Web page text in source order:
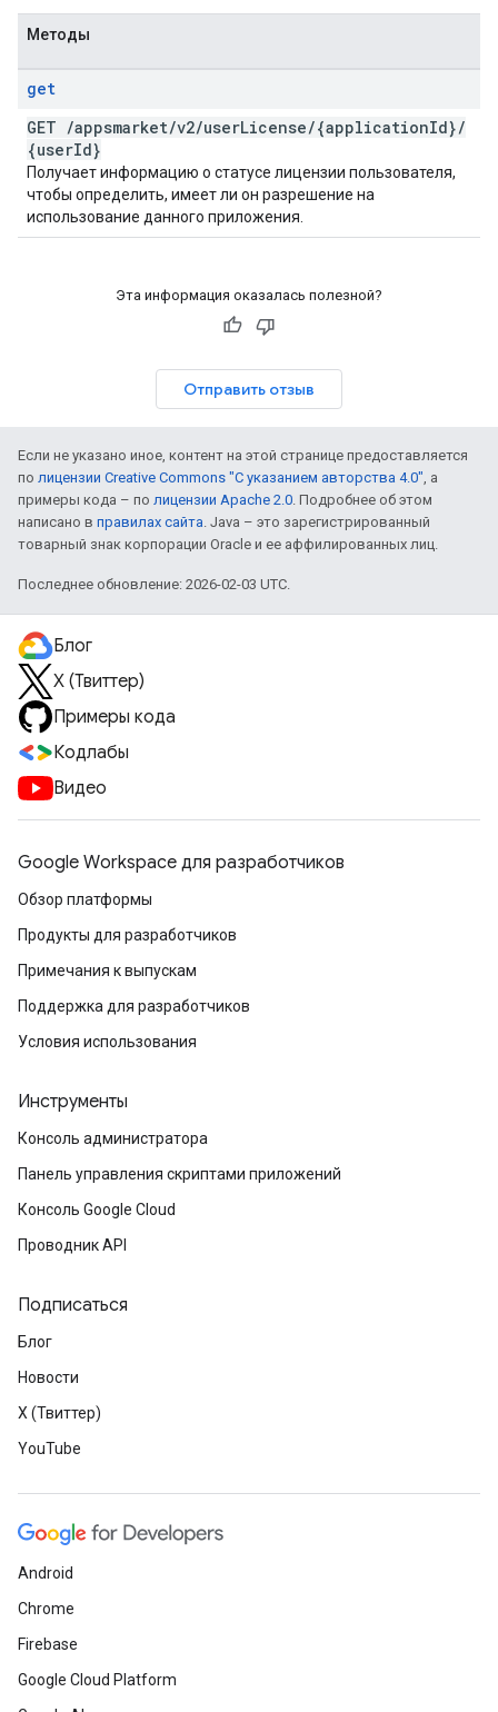
Методы
get
GET /appsmarket/v2/userLicense/{applicationId}/
{userId}
Получает информацию о статусе лицензии пользователя,
чтобы определить, имеет ли он разрешение на
использование данного приложения.
Эта информация оказалась полезной?
Отправить отзыв
Если не указано иное, контент на этой странице предоставляется
по лицензии Creative Commons "С указанием авторства 4.0", а
примеры кода – по лицензии Apache 2.0. Подробнее об этом
написано в правилах сайта. Java – это зарегистрированный
товарный знак корпорации Oracle и ее аффилированных лиц.
Последнее обновление: 2026-02-03 UTC.
Блог
X (Твиттер)
Примеры кода
Кодлабы
Видео
Google Workspace для разработчиков
Обзор платформы
Продукты для разработчиков
Примечания к выпускам
Поддержка для разработчиков
Условия использования
Инструменты
Консоль администратора
Панель управления скриптами приложений
Консоль Google Cloud
Проводник API
Подписаться
Блог
Новости
X (Твиттер)
YouTube
Android
Chrome
Firebase
Google Cloud Platform